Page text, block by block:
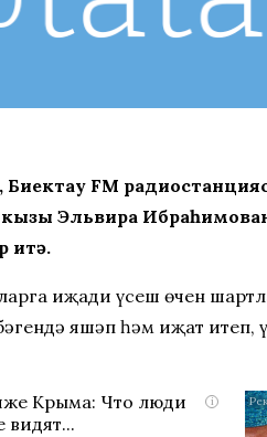
FM
кызы Эльвира
итә.
иҗади үсеш өчен
яшәп һәм иҗат
i
Крыма: Что люди
видят...